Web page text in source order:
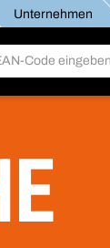
Unternehmen